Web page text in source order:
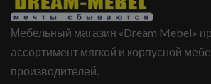
Мебельный магазин «Dream Mebel»
ассортимент мягкой и корпусной
производителей.